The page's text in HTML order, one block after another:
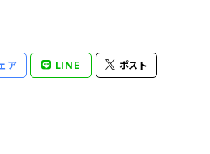
ア LINE ポスト